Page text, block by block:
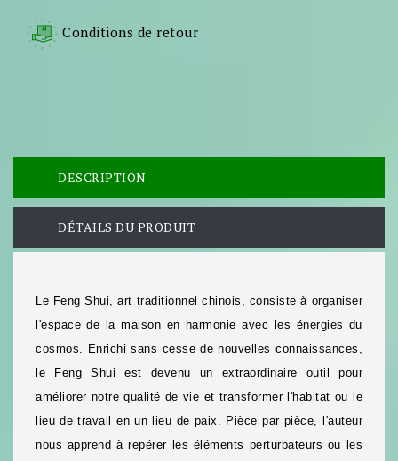
Conditions de retour
DESCRIPTION
DÉTAILS DU PRODUIT
Le Feng Shui, art traditionnel chinois, consiste à organiser
l'espace de la maison en harmonie avec les énergies du
cosmos. Enrichi sans cesse de nouvelles connaissances,
le Feng Shui est devenu un extraordinaire outil pour
améliorer notre qualité de vie et transformer l'habitat ou le
lieu de travail en un lieu de paix. Pièce par pièce, l'auteur
nous apprend à repérer les éléments perturbateurs ou les